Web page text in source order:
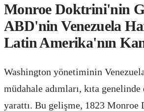
Monroe Doktrini'nin
ABD'nin Venezuela
Latin Amerika'nın
Washington yönetiminin
müdahale adımları, kıta
yarattı. Bu gelişme, 1823 Monroe